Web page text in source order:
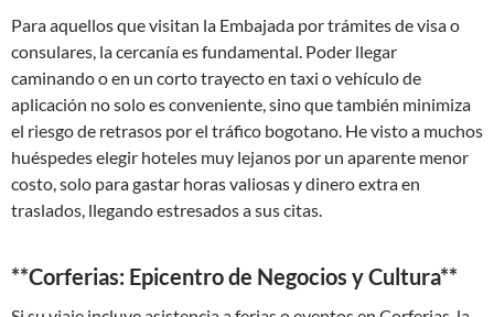
Para aquellos que visitan la Embajada por trámites de visa o
consulares, la cercanía es fundamental. Poder llegar
caminando o en un corto trayecto en taxi o vehículo de
aplicación no solo es conveniente, sino que también minimiza
el riesgo de retrasos por el tráfico bogotano. He visto a muchos
huéspedes elegir hoteles muy lejanos por un aparente menor
costo, solo para gastar horas valiosas y dinero extra en
traslados, llegando estresados a sus citas.
**Corferias: Epicentro de Negocios y Cultura**